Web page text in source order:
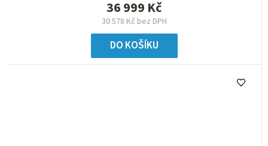
30 578 Kč bez DPH
36 999 Kč
DO KOŠÍKU